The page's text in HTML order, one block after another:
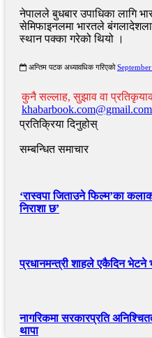
नेपालले बुधबार उपाधिका लागि
सेमिफाइनलमा भारतले
स्थान पक्का गरेको थियो ।
अन्तिम पटक अध्यावधिक गरिएको
कुनै सल्लाह, सुझाव वा
प्रतिक्रिया दिनुहोस्
सम्बन्धित समाचार
‘रास्वपा जिताउने फिल्म’का
निराशा छ’
प्रधानमन्त्री शाहले एकैदिन भेटने
नागरिकमा सरकारप्रति
थापा